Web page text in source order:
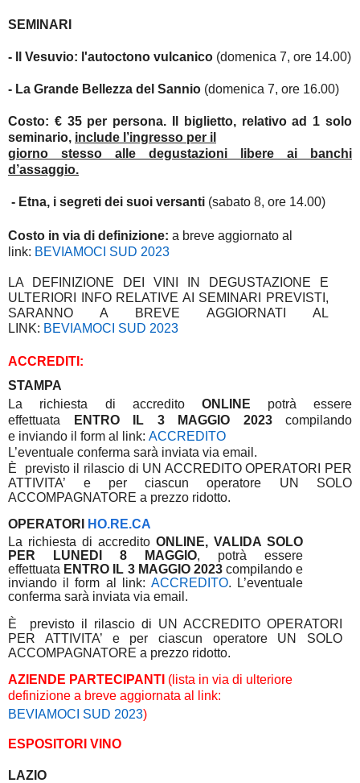
SEMINARI
- Il Vesuvio: l'autoctono vulcanico (domenica 7, ore 14.00)
- La Grande Bellezza del Sannio (domenica 7, ore 16.00)
Costo: € 35 per persona. Il biglietto, relativo ad 1 solo
seminario, include l’ingresso per il
giorno stesso alle degustazioni libere ai banchi
d’assaggio.
- Etna, i segreti dei suoi versanti (sabato 8, ore 14.00)
Costo in via di definizione: a breve aggiornato al
link: BEVIAMOCI SUD 2023
LA DEFINIZIONE DEI VINI IN DEGUSTAZIONE E
ULTERIORI INFO RELATIVE AI SEMINARI PREVISTI,
SARANNO A BREVE AGGIORNATI AL
LINK: BEVIAMOCI SUD 2023
ACCREDITI:
STAMPA
La richiesta di accredito ONLINE potrà essere
effettuata
ENTRO IL 3 MAGGIO 2023compilando
e inviando il form al link: ACCREDITO
L’eventuale conferma sarà inviata via email.
È
previsto il rilascio di UN ACCREDITO OPERATORI PER
ATTIVITA’ e per ciascun operatore UN SOLO
ACCOMPAGNATORE a prezzo ridotto.
OPERATORI
HO.RE.CA
La richiesta di accredito ONLINE, VALIDA SOLO
PER LUNEDI 8 MAGGIO, potrà essere
effettuata ENTRO IL 3 MAGGIO 2023compilando e
inviando il form al link: ACCREDITO. L’eventuale
conferma sarà inviata via email.
È
previsto il rilascio di UN ACCREDITO OPERATORI
PER ATTIVITA’ e per ciascun operatore UN SOLO
ACCOMPAGNATORE a prezzo ridotto.
AZIENDE PARTECIPANTI (lista in via di ulteriore
definizione a breve aggiornata al link:
BEVIAMOCI SUD 2023)
ESPOSITORI VINO
LAZIO